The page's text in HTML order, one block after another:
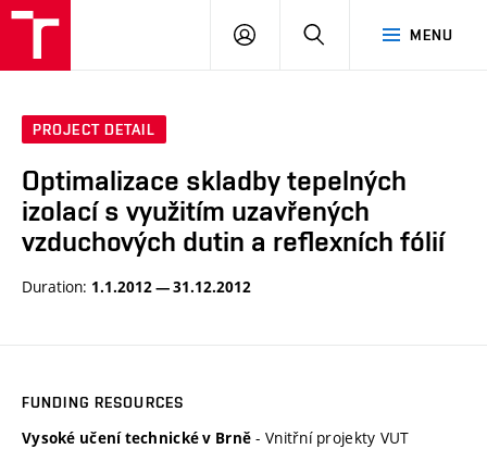
MENU
LOG
SEARCH
PROJECT DETAIL
Optimalizace skladby tepelných
izolací s využitím uzavřených
vzduchových dutin a reflexních fólií
Duration: 1.1.2012 — 31.12.2012
FUNDING RESOURCES
Vysoké učení technické v Brně - Vnitřní projekty VUT